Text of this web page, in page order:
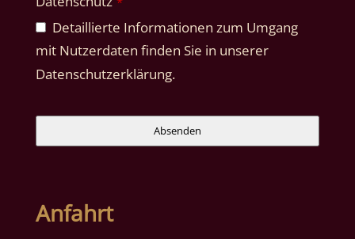
Detaillierte Informationen zum Umgang
mit Nutzerdaten finden Sie in unserer
Datenschutzerklärung.
Absenden
Anfahrt